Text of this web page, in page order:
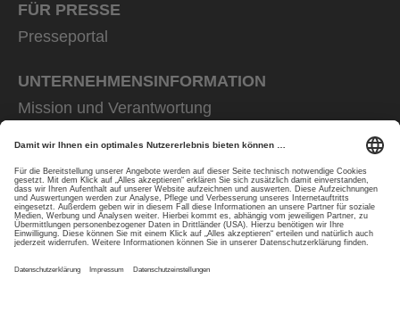
FÜR PRESSE
Presseportal
UNTERNEHMENS­INFORMATION
Mission und Verantwortung
Rainer Winter Stiftung
Karriere
Datenschutz